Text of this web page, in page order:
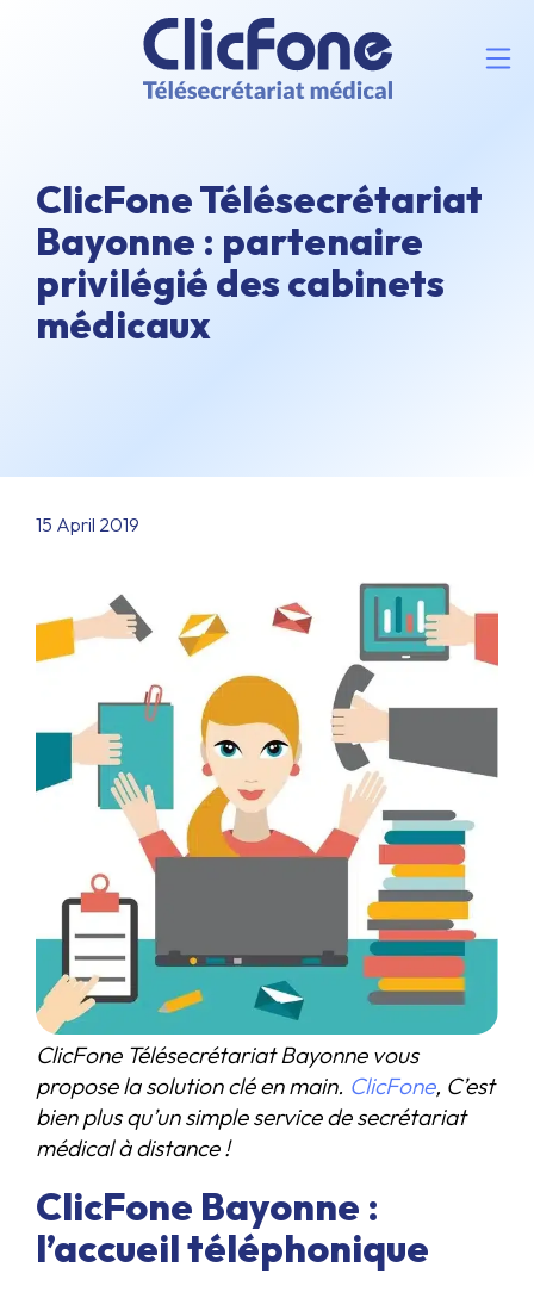
ClicFone Télésecrétariat
Bayonne : partenaire
privilégié des cabinets
médicaux
15 April 2019
ClicFone Télésecrétariat Bayonne vous
propose la solution clé en main. ClicFone, C’est
bien plus qu’un simple service de secrétariat
médical à distance !
ClicFone Bayonne :
l’accueil téléphonique